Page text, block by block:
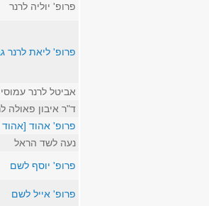
פרופ' יוליה לרנר
פרופ' ליאת לרנר
אביטל לרנר עמוסי
ד"ר איבון פאולה
פרופ' אהוד [אהוד
נעה לשד הראל
פרופ' יוסף לשם
פרופ' אייל לשם